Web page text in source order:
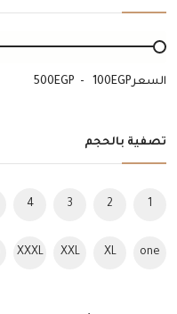
السعر EGP
-
EGP
تصفية بالحجم
1
2
3
4
one
XL
XXL
XXXL